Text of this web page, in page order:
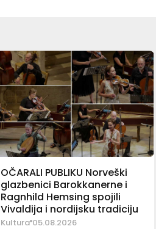
OČARALI PUBLIKU Norveški
glazbenici Barokkanerne i
Ragnhild Hemsing spojili
Vivaldija i nordijsku tradiciju
Kultura 05.08.2026